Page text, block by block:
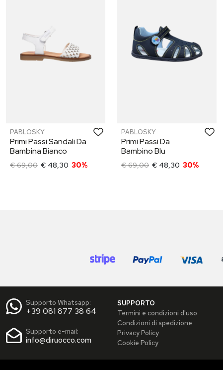
PABLOSKY
Primi Passi Sandali Da
Bambina Bianco
€ 69,00 € 48,30 30%
PABLOSKY
Primi Passi Da
Bambino Blu
€ 69,00 € 48,30 30%
Supporto Whatsapp:
+39 081 877 38 64
Supporto e-mail:
info@diruocco.com
SUPPORTO
Termini e condizioni d'uso
Condizioni di spedizione
Privacy Policy
Cookie Policy